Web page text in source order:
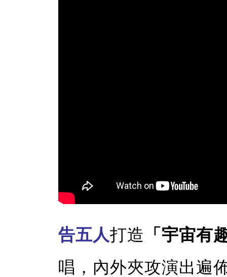
告五人打造 「宇宙有
唱，內外夾攻演出遍